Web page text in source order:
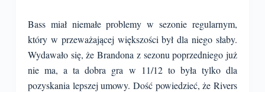
Bass miał niemałe problemy w sezonie regularnym,
który w przeważającej większości był dla niego słaby.
Wydawało się, że Brandona z sezonu poprzedniego już
nie ma, a ta dobra gra w 11/12 to była tylko dla
pozyskania lepszej umowy. Dość powiedzieć, że Rivers